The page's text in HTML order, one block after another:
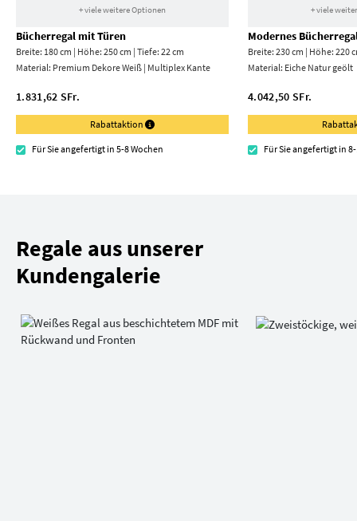
+ viele weitere Optionen
Bücherregal mit Türen
Breite: 180 cm | Höhe: 250 cm | Tiefe: 22 cm
Material: Premium Dekore Weiß | Multiplex Kante
1.831,62 SFr.
Rabattaktion
Für Sie angefertigt in 5-8 Wochen
+ viele
Modernes
Breite: 230 cm | Höhe: 220
Material: Eiche Natur geölt
4.042,50 SFr.
Für Sie angefertigt in
Regale aus unserer
Kundengalerie